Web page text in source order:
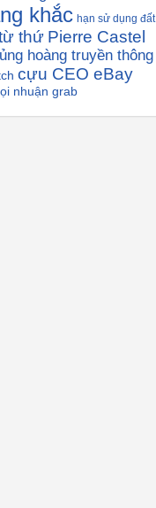
khắc hạn sử dụng đất
thứ Pierre Castel
hoàng truyền thông
cựu CEO eBay
nhuận grab